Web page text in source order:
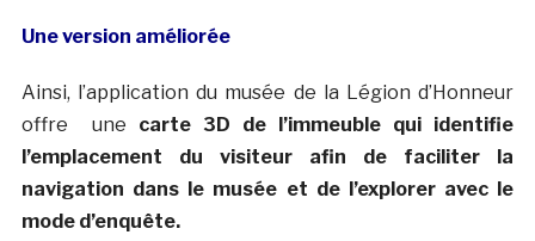
Une version améliorée
Ainsi, l’application du musée de la Légion d’Honneur
offre une carte 3D de l’immeuble qui identifie
l’emplacement du visiteur afin de faciliter la
navigation dans le musée et de l’explorer avec le
mode d’enquête.